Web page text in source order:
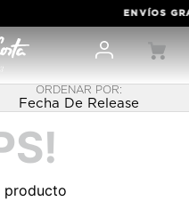
ENVÍOS
Fecha De Release
producto